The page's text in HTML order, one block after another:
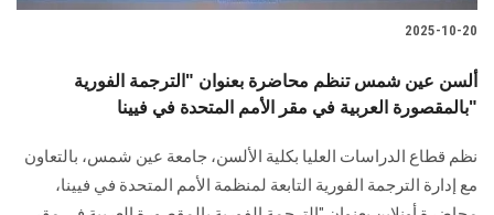
2025-10-20
ألسن عين شمس تنظم محاضرة بعنوان "الترجمة الفورية
بالمقصورة العربية في مقر الأمم المتحدة في فيينا"
نظم قطاع الدراسات العليا بكلية الألسن، جامعة عين شمس، بالتعاون
مع إدارة الترجمة الفورية التابعة لمنظمة الأمم المتحدة في فيينا،